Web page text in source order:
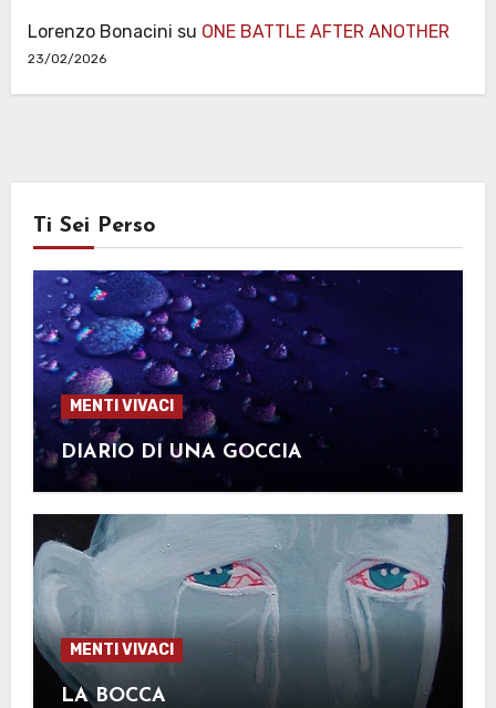
Lorenzo Bonacini su ONE BATTLE AFTER ANOTHER
23/02/2026
Ti Sei Perso
MENTI VIVACI
DIARIO DI UNA GOCCIA
MENTI VIVACI
LA BOCCA